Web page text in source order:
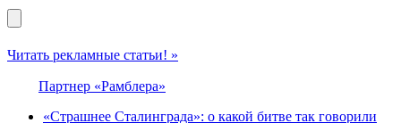
Читать рекламные статьи! »
Партнер «Рамблера»
«Страшнее Сталинграда»: о какой битве так говорили